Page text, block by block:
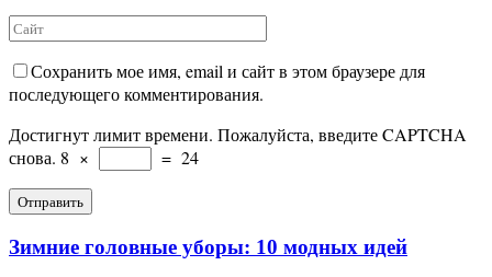
Сохранить мое имя, email и сайт в этом браузере для
последующего комментирования.
Достигнут лимит времени. Пожалуйста, введите CAPTCHA
снова. 8 × = 24
Зимние головные уборы: 10 модных идей